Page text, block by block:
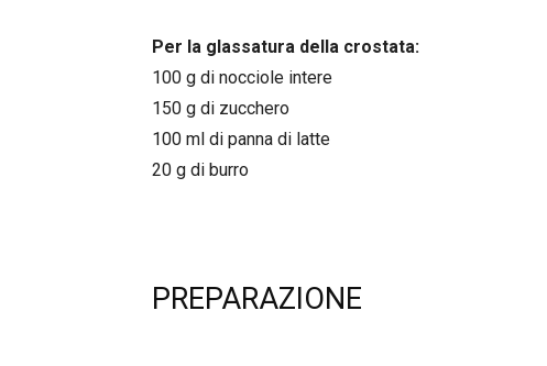
Per la glassatura della crostata:
100 g di nocciole intere
150 g di zucchero
100 ml di panna di latte
20 g di burro
PREPARAZIONE